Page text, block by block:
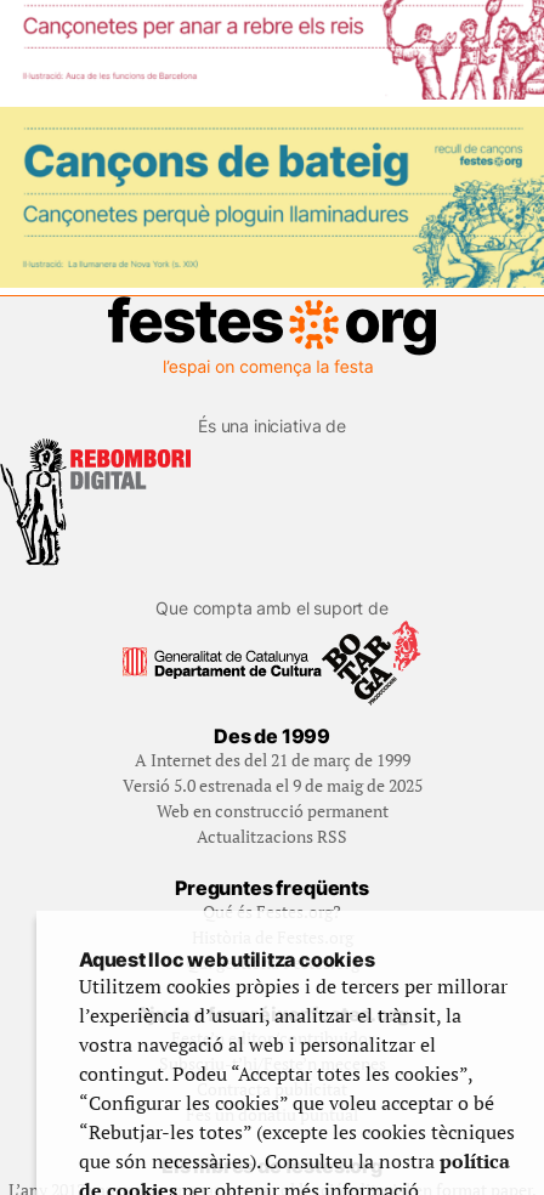
És una iniciativa de
Que compta amb el suport de
Des de 1999
A Internet des del 21 de març de 1999
Versió 5.0 estrenada el 9 de maig de 2025
Web en construcció permanent
Actualitzacions RSS
Preguntes freqüents
Qué és Festes.org?
Qui gestiona Festes.org
Ajuda a fer créixer festes.org
Feste’n editor/contribuidor
Subscriu-t’hi/Feste’n mecenes
Contracta publicitat
Fes un donatiu puntual
Els llibres de festes.org
L’any 2012 vam posar en marxa una col·lecció editorial en format paper,
Aquest lloc web utilitza cookies
Utilitzem cookies pròpies i de tercers per millorar
l’experiència d’usuari, analitzar el trànsit, la
vostra navegació al web i personalitzar el
contingut. Podeu “Acceptar totes les cookies”,
“Configurar les cookies” que voleu acceptar o bé
“Rebutjar-les totes” (excepte les cookies tècniques
que són necessàries). Consulteu la nostrapolítica